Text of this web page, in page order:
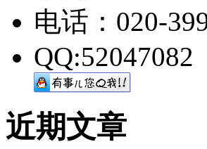
电话：020-
QQ:52047082
近期文章